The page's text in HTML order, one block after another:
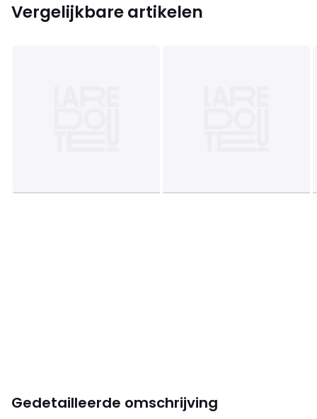
Vergelijkbare artikelen
Gedetailleerde omschrijving